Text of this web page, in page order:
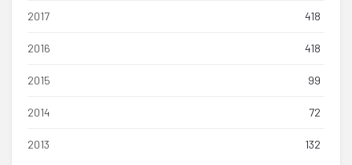
2017 418
2016 418
2015 99
2014 72
2013 132